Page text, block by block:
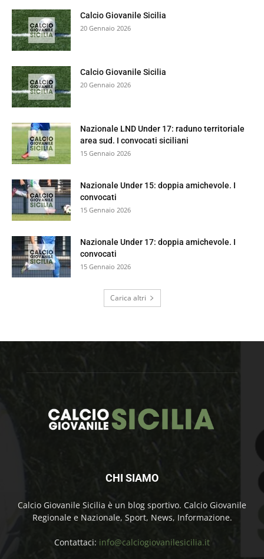
Calcio Giovanile Sicilia
20 Gennaio 2026
Calcio Giovanile Sicilia
20 Gennaio 2026
Nazionale LND Under 17: raduno territoriale
area sud. I convocati siciliani
15 Gennaio 2026
Nazionale Under 15: doppia amichevole. I
convocati
15 Gennaio 2026
Nazionale Under 17: doppia amichevole. I
convocati
15 Gennaio 2026
Carica altri
CHI SIAMO
Calcio Giovanile Sicilia è un blog sportivo. Calcio Giovanile
Regionale e Nazionale, Sport, News, Informazione.
Contattaci: info@calciogiovanilesicilia.it